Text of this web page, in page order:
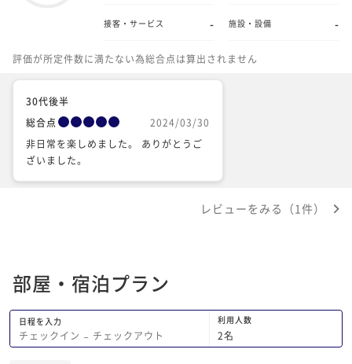
接客・サービス - 施設・設備 -
評価が所定件数に満たない為総合点は算出されません
30代後半
総合点
2024/03/30
非日常を楽しめました。 ありがとうご
ざいました。
レビューをみる（1件）
部屋・宿泊プラン
日程を入力
チェックイン − チェックアウト
利用人数
2名